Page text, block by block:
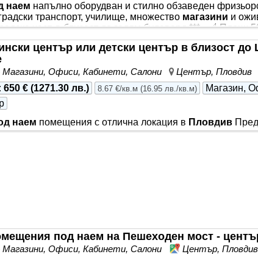
наем напълно оборудван и стилно обзаведен
транспорт, училище, множество магазини и
част, в близост до голям булевард *** . 📐 Площ:
две напълно оборудвани фризьорски работни места
за козметични процедури, масажи, маникюр,
се намира
център или детски център в близост
Офиси, Кабинети, Салони
Център, Пловдив
650 € (1271.30 лв.) 8.67 €/кв.м (16.95 лв./кв.м)
Магазин,
наем помещения с отлична локация в Пловдив
с площ от 75 кв.м, разположен на висок партер, в
под наем на Пешеходен мост -
Офиси, Кабинети, Салони Център, Пловдив